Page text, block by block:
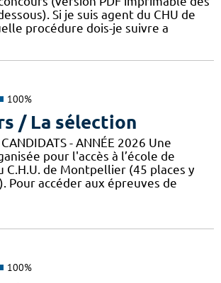
Si je suis agent du CHU de
procédure dois-je suivre a
100%
/ La sélection
- ANNÉE 2026 Une
pour l'accès à l’école de
C.H.U. de Montpellier (45 places y
Pour accéder aux épreuves de
100%